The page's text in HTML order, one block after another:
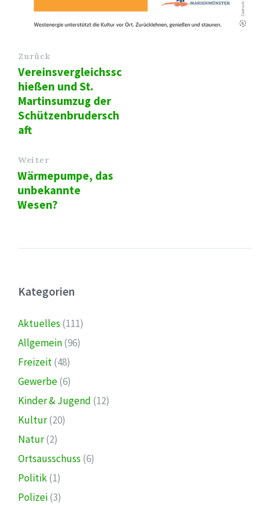
Zurück
Vereinsvergleichssc
hießen und St.
Martinsumzug der
Schützenbrudersch
aft
Weiter
Wärmepumpe, das
unbekannte
Wesen?
Kategorien
Aktuelles (111)
Allgemein(96)
Freizeit(48)
Gewerbe(6)
Kinder & Jugend (12)
Kultur(20)
Natur(2)
Ortsausschuss (6)
Politik(1)
Polizei(3)